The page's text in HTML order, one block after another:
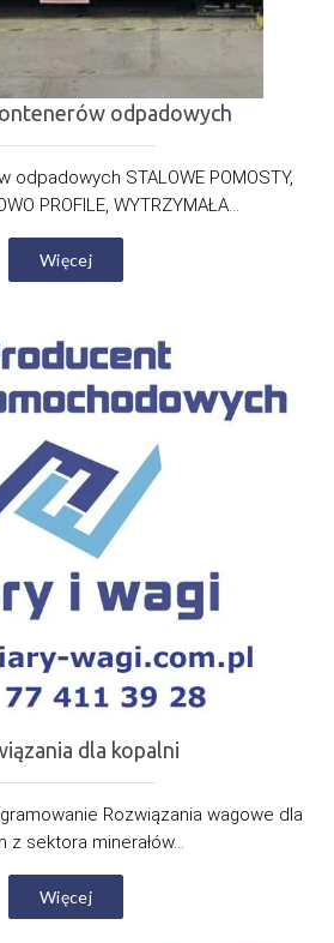
odpadowych
odpadowych STALOWE POMOSTY,
PROFILE, WYTRZYMAŁA...
Więcej
dla kopalni
Rozwiązania wagowe dla
z sektora minerałów...
Więcej